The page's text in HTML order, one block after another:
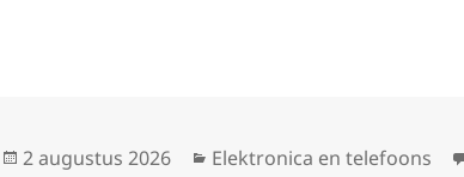
Geplaatst
2 augustus 2026 Categorieën
Elektronica en telefoons